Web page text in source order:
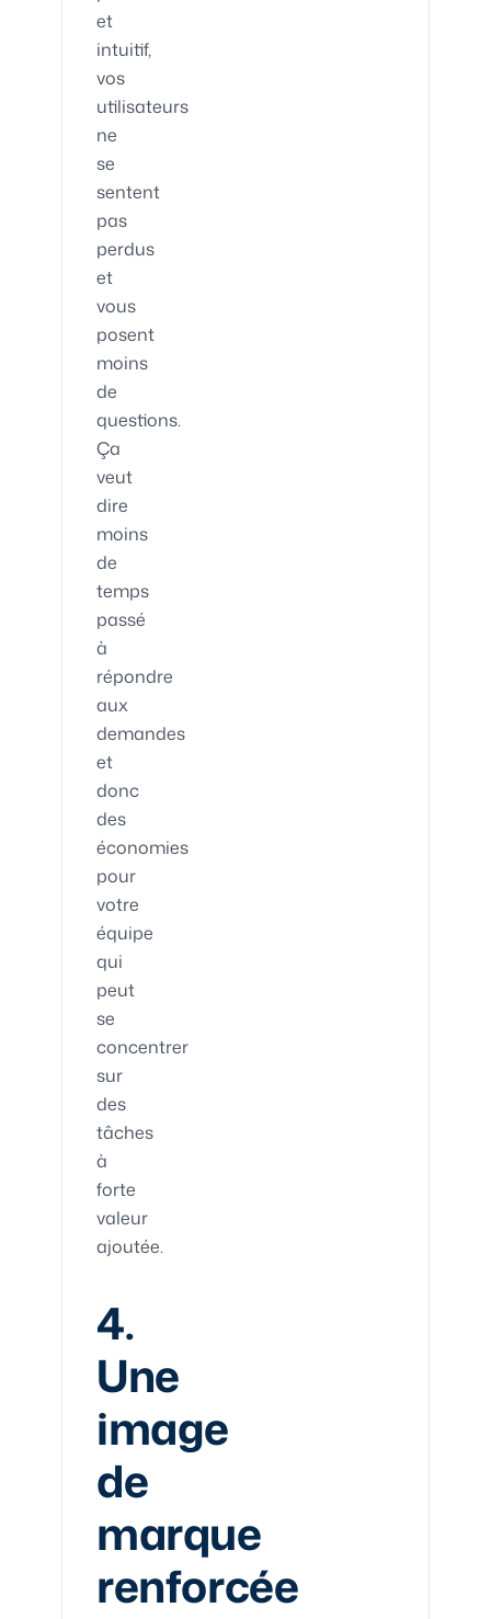
et
intuitif,
vos
utilisateurs
ne
se
sentent
pas
perdus
et
vous
posent
moins
de
questions.
Ça
veut
dire
moins
de
temps
passé
à
répondre
aux
demandes
et
donc
des
économies
pour
votre
équipe
qui
peut
se
concentrer
sur
des
tâches
à
forte
valeur
ajoutée.
4.
Une
image
de
marque
renforcée